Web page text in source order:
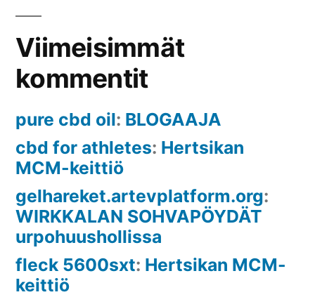
Viimeisimmät
kommentit
pure cbd oil: BLOGAAJA
cbd for athletes: Hertsikan
MCM-keittiö
gelhareket.artevplatform.org:
WIRKKALAN SOHVAPÖYDÄT
urpohuushollissa
fleck 5600sxt: Hertsikan MCM-
keittiö